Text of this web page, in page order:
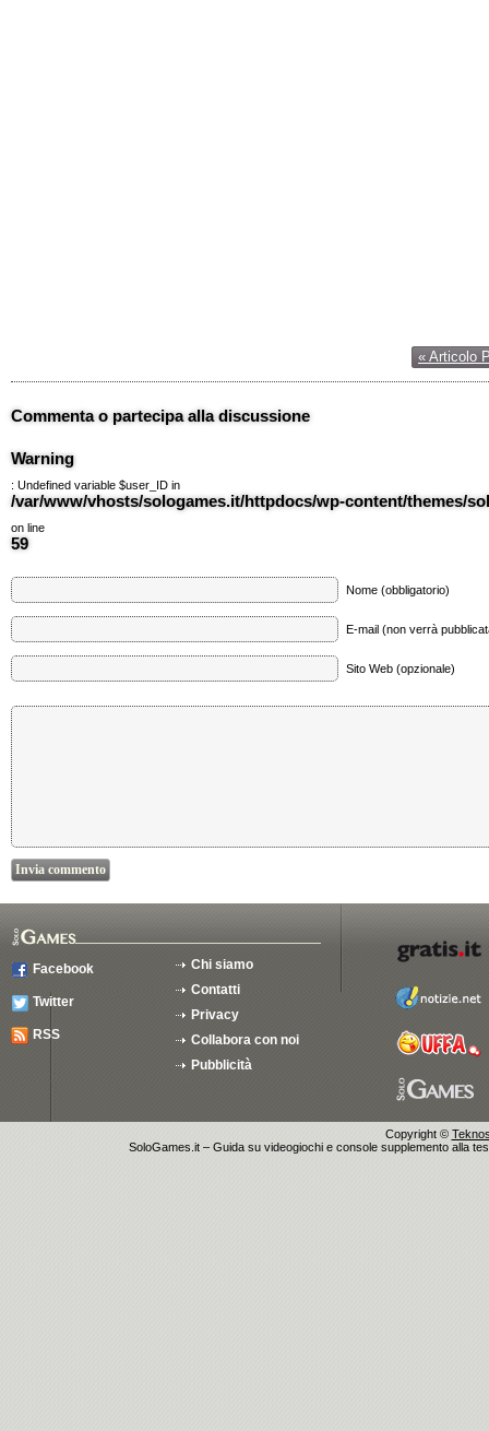
« Articolo
Commenta o partecipa alla discussione
Warning
: Undefined variable $user_ID in
/var/www/vhosts/sologames.it/httpdocs/wp-content/themes/
on line
59
Nome (obbligatorio)
E-mail (non verrà
Sito Web (opzionale)
Facebook
Twitter
RSS
Chi siamo
Contatti
Privacy
Collabora con noi
Pubblicità
Copyright ©
SoloGames.it – Guida su videogiochi e console supplemento alla